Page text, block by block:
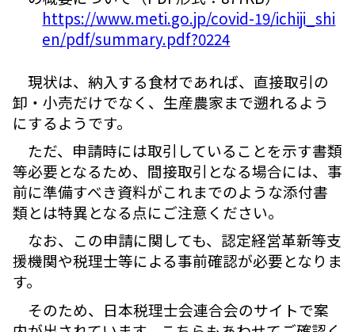
https://www.meti.go.jp/covid-19/ichiji_shi
en/pdf/summary.pdf?0224
現状は、納入する食材であれば、直接取引の
卸・小売だけでなく、生産農家まで遡れるよう
にするようです。
ただ、申請時には取引していることを示す書類
等必要となるため、間接取引となる場合には、事
前に準備すべき資料がこれまでのような添付書
類とは特異となる点にご注意ください。
なお、この申請に関しても、認定経営革新等支
援機関や税理士等による事前確認が必要となりま
す。
そのため、日本税理士会連合会のサイトで案